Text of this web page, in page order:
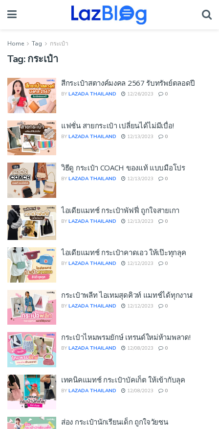
Home Tag กระเป๋า
Tag:กระเป๋า
สีกระเป๋าสตางค์มงคล 2567 รับทรัพย์ตลอดปี
BY LAZADA THAILAND 12/26/2023 0
แฟชั่น สายกระเป๋า เปลี่ยนได้ไม่มีเบื่อ!
BY LAZADA THAILAND 12/13/2023 0
วิธีดู กระเป๋า COACH ของแท้ แบบมือโปร
BY LAZADA THAILAND 12/13/2023 0
ไอเดียแมทช์ กระเป๋าพัฟฟี่ ถูกใจสายเกา
BY LAZADA THAILAND 12/13/2023 0
ไอเดียแมทช์ กระเป๋าคาดเอว ให้เป๊ะทุกลุค
BY LAZADA THAILAND 12/12/2023 0
กระเป๋าพลีท ไอเทมสุดคิวท์ แมทช์ได้ทุกงาน!
BY LAZADA THAILAND 12/12/2023 0
กระเป๋าไหมพรมยักษ์ เทรนด์ใหม่ห้ามพลาด!
BY LAZADA THAILAND 12/08/2023 0
เทคนิคแมทช์ กระเป๋าบัคเก็ต ให้เข้ากับลุค
BY LAZADA THAILAND 12/08/2023 0
ส่อง กระเป๋านักเรียนเด็ก ถูกใจวัยซน